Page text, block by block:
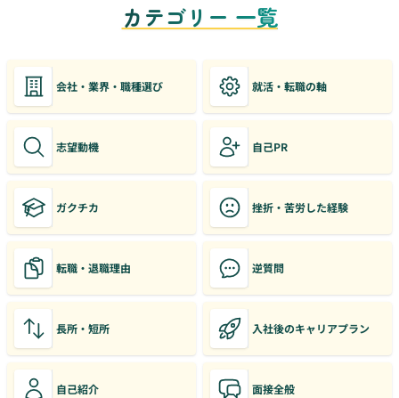
カテゴリー 一覧
会社・業界・職種選び 就活・転職の軸
志望動機 自己PR
ガクチカ 挫折・苦労した経験
転職・退職理由 逆質問
長所・短所 入社後のキャリアプラン
自己紹介 面接全般